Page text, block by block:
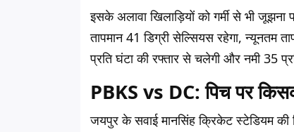
इसके अलावा खिलाड़ियों को गर्मी से भी
तापमान 41 डिग्री सेल्सियस रहेगा, न्यूनतम
प्रति घंटा की रफ्तार से चलेगी और नमी 35
PBKS vs DC: पिच पर
जयपुर के सवाई मानसिंह क्रिकेट स्टेडियम की